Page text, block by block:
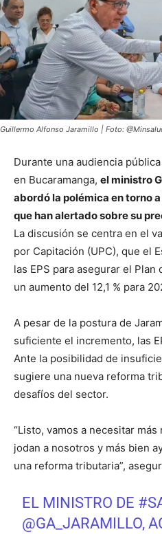
Guillermo Alfonso Jaramillo | Foto:
Durante una audiencia
en Bucaramanga, el ministro
abordó la polémica en torno
que han alertado sobre su
La discusión se centra en el
por Capitación (UPC), que el
las EPS para asegurar el
un aumento del 12,1 % para
A pesar de la postura de
suficiente el incremento, las
Ante la posibilidad de
sugiere una nueva reforma
desafíos del sector.
“Listo, vamos a necesitar
jodan a nosotros y más bien
una reforma tributaria”,
EL MINISTRO DE
@GA_JARAMILLO,